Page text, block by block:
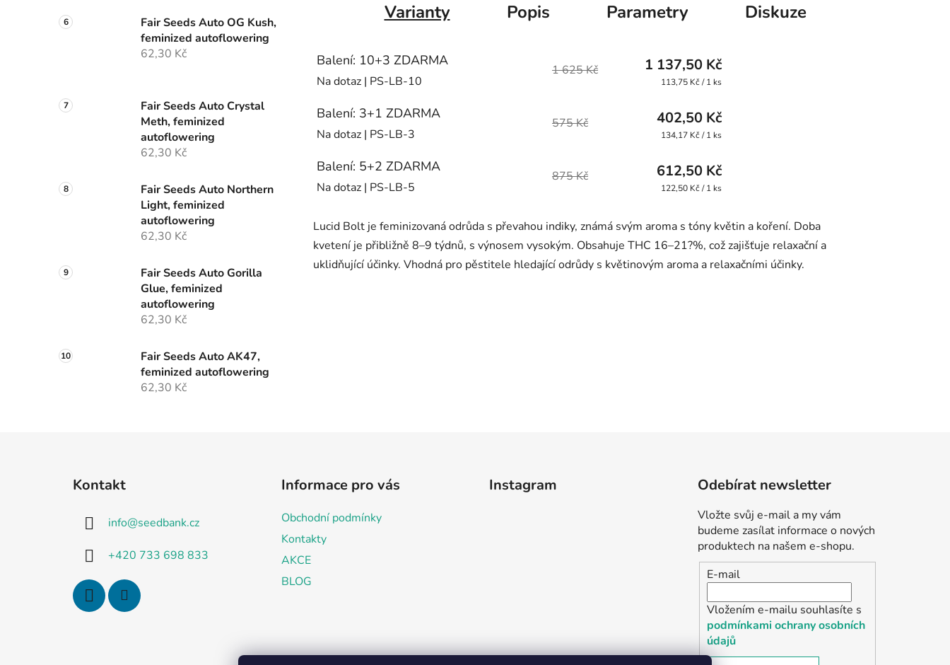
Fair Seeds Auto OG Kush,
feminized autoflowering
62,30 Kč
Fair Seeds Auto Crystal
Meth, feminized
autoflowering
62,30 Kč
Fair Seeds Auto Northern
Light, feminized
autoflowering
62,30 Kč
Fair Seeds Auto Gorilla
Glue, feminized
autoflowering
62,30 Kč
Fair Seeds Auto AK47,
feminized autoflowering
62,30 Kč
Varianty Popis Parametry Diskuze
Balení: 10+3 ZDARMA
Na dotaz | PS-LB-10
1 625 Kč 1 137,50 Kč
Měrná
113,75 Kč / 1 ks
Balení: 3+1 ZDARMA
Na dotaz | PS-LB-3
575 Kč 402,50 Kč
Měrná
134,17 Kč / 1 ks
Balení: 5+2 ZDARMA
Na dotaz | PS-LB-5
875 Kč 612,50 Kč
Měrná
122,50 Kč / 1 ks
Kontakt
info@seedbank.cz
+420 733 698 833
Informace pro vás
Obchodní podmínky
Kontakty
AKCE
BLOG
Instagram Odebírat newsletter
Vložte svůj e-mail a my vám
budeme zasílat informace o nových
produktech na našem e-shopu.
E-mail
Vložením e-mailu souhlasíte s
podmínkami ochrany osobních
údajů